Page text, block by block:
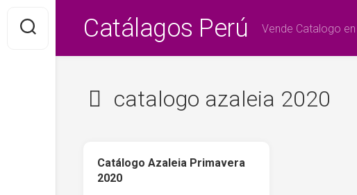
contenido
Catálagos Perú Vende Catalogo
catalogo azaleia 2020
Catálogo Azaleia Primavera
2020